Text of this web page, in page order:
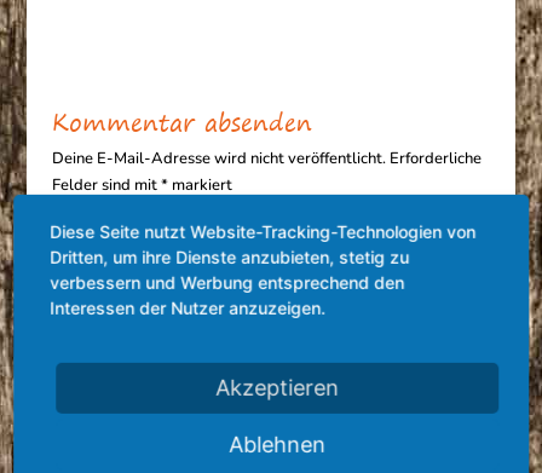
Kommentar absenden
Deine E-Mail-Adresse wird nicht veröffentlicht. Erforderliche
Felder sind mit*markiert
Diese Seite nutzt Website-Tracking-Technologien von
Dritten, um ihre Dienste anzubieten, stetig zu
verbessern und Werbung entsprechend den
Interessen der Nutzer anzuzeigen.
Akzeptieren
Ablehnen